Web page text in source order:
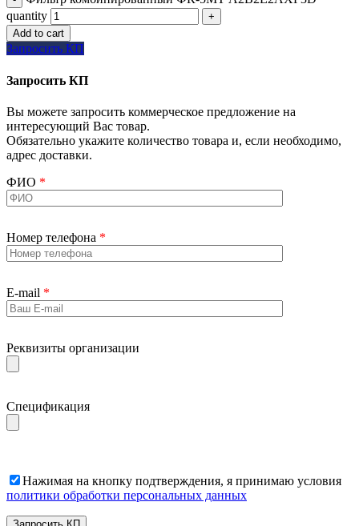
quantity
Add to cart
Запросить КП
Запросить КП
Вы можете запросить коммерческое предложение на
интересующий Вас товар.
Обязательно укажите количество товара и, если необходимо,
адрес доставки.
ФИО *
Номер телефона *
E-mail *
Реквизиты организации
Спецификация
Нажимая на кнопку подтверждения, я принимаю условия
политики обработки персональных данных